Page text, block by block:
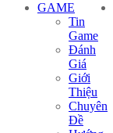
GAME
Tin
Game
Đánh
Giá
Giới
Thiệu
Chuyên
Đề